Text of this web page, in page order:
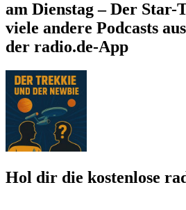
am Dienstag – Der Star-
viele andere Podcasts
der radio.de-App
Hol dir die kostenlose